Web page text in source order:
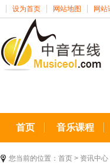
设为首页 网站地图 网站
首页 音乐课程
您当前的位置： 首页 > 资讯中心